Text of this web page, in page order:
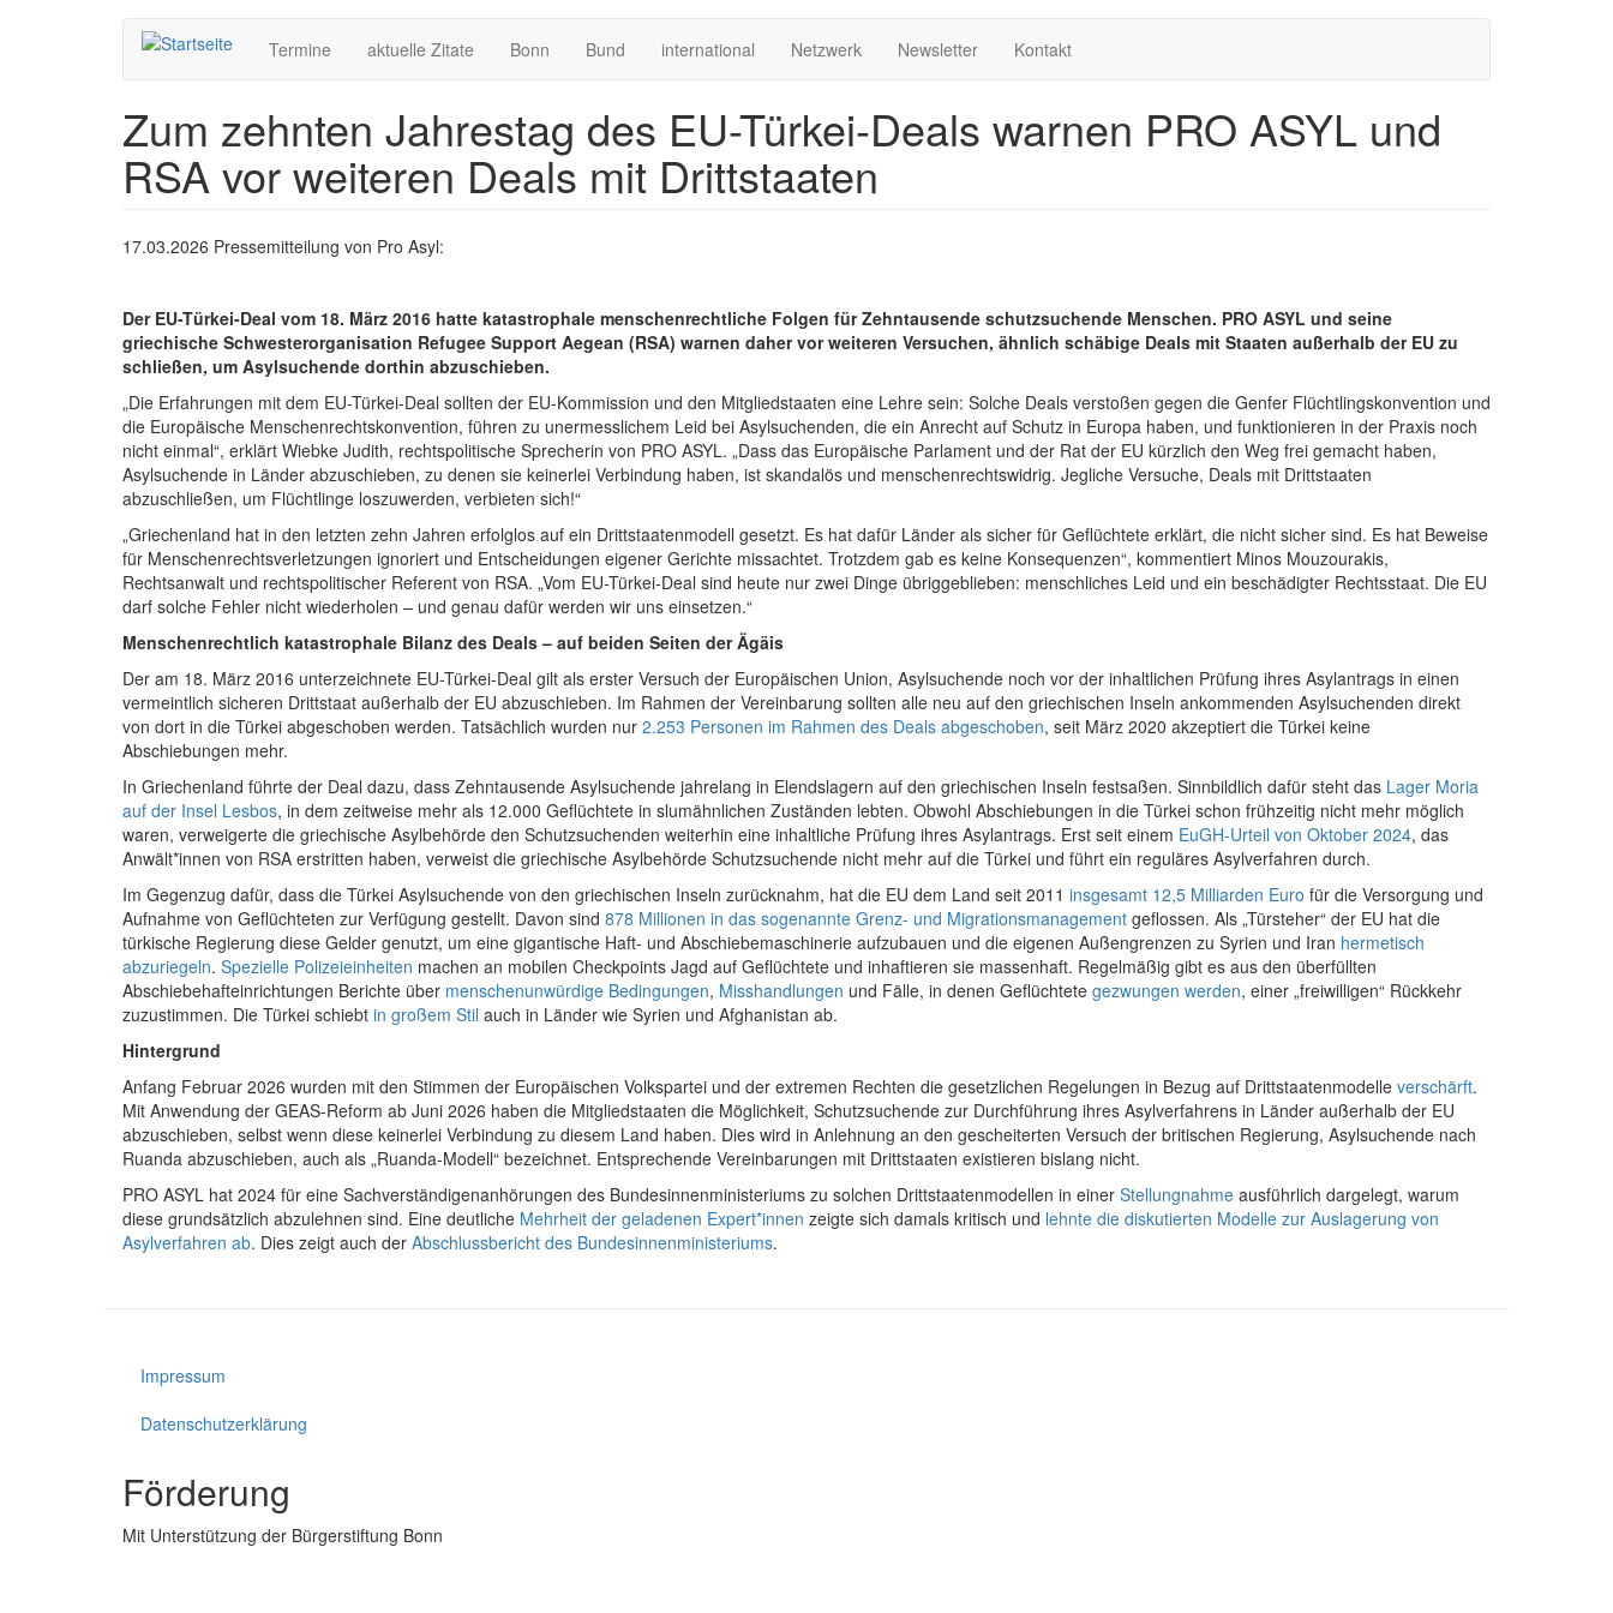
Hauptnavigation
Termine aktuelle Zitate Bonn Bund international Netzwerk Newsletter Kontakt
Zum zehnten Jahrestag des EU-Türkei-Deals warnen PRO ASYL und
RSA vor weiteren Deals mit Drittstaaten
17.03.2026 Pressemitteilung von Pro Asyl:
Der EU-Türkei-Deal vom 18. März 2016 hatte katastrophale menschenrechtliche Folgen für Zehntausende schutzsuchende Menschen. PRO ASYL und seine
griechische Schwesterorganisation Refugee Support Aegean (RSA) warnen daher vor weiteren Versuchen, ähnlich schäbige Deals mit Staaten außerhalb der EU zu
schließen, um Asylsuchende dorthin abzuschieben.
„Die Erfahrungen mit dem EU-Türkei-Deal sollten der EU-Kommission und den Mitgliedstaaten eine Lehre sein: Solche Deals verstoßen gegen die Genfer Flüchtlingskonvention und
die Europäische Menschenrechtskonvention, führen zu unermesslichem Leid bei Asylsuchenden, die ein Anrecht auf Schutz in Europa haben, und funktionieren in der Praxis noch
nicht einmal“, erklärt Wiebke Judith, rechtspolitische Sprecherin von PRO ASYL. „Dass das Europäische Parlament und der Rat der EU kürzlich den Weg frei gemacht haben,
Asylsuchende in Länder abzuschieben, zu denen sie keinerlei Verbindung haben, ist skandalös und menschenrechtswidrig. Jegliche Versuche, Deals mit Drittstaaten
abzuschließen, um Flüchtlinge loszuwerden, verbieten sich!“
„Griechenland hat in den letzten zehn Jahren erfolglos auf ein Drittstaatenmodell gesetzt. Es hat dafür Länder als sicher für Geflüchtete erklärt, die nicht sicher sind. Es hat Beweise
für Menschenrechtsverletzungen ignoriert und Entscheidungen eigener Gerichte missachtet. Trotzdem gab es keine Konsequenzen“, kommentiert Minos Mouzourakis,
Rechtsanwalt und rechtspolitischer Referent von RSA. „Vom EU-Türkei-Deal sind heute nur zwei Dinge übriggeblieben: menschliches Leid und ein beschädigter Rechtsstaat. Die EU
darf solche Fehler nicht wiederholen – und genau dafür werden wir uns einsetzen.“
Menschenrechtlich katastrophale Bilanz des Deals – auf beiden Seiten der Ägäis
Der am 18. März 2016 unterzeichnete EU-Türkei-Deal gilt als erster Versuch der Europäischen Union, Asylsuchende noch vor der inhaltlichen Prüfung ihres Asylantrags in einen
vermeintlich sicheren Drittstaat außerhalb der EU abzuschieben. Im Rahmen der Vereinbarung sollten alle neu auf den griechischen Inseln ankommenden Asylsuchenden direkt
von dort in die Türkei abgeschoben werden. Tatsächlich wurden nur 2.253 Personen im Rahmen des Deals abgeschoben, seit März 2020 akzeptiert die Türkei keine
Abschiebungen mehr.
In Griechenland führte der Deal dazu, dass Zehntausende Asylsuchende jahrelang in Elendslagern auf den griechischen Inseln festsaßen. Sinnbildlich dafür steht das Lager Moria
auf der Insel Lesbos, in dem zeitweise mehr als 12.000 Geflüchtete in slumähnlichen Zuständen lebten. Obwohl Abschiebungen in die Türkei schon frühzeitig nicht mehr möglich
waren, verweigerte die griechische Asylbehörde den Schutzsuchenden weiterhin eine inhaltliche Prüfung ihres Asylantrags. Erst seit einem EuGH-Urteil von Oktober 2024, das
Anwält*innen von RSA erstritten haben, verweist die griechische Asylbehörde Schutzsuchende nicht mehr auf die Türkei und führt ein reguläres Asylverfahren durch.
Im Gegenzug dafür, dass die Türkei Asylsuchende von den griechischen Inseln zurücknahm, hat die EU dem Land seit 2011 insgesamt 12,5 Milliarden Euro für die Versorgung und
Aufnahme von Geflüchteten zur Verfügung gestellt. Davon sind 878 Millionen in das sogenannte Grenz- und Migrationsmanagement geflossen. Als „Türsteher“ der EU hat die
türkische Regierung diese Gelder genutzt, um eine gigantische Haft- und Abschiebemaschinerie aufzubauen und die eigenen Außengrenzen zu Syrien und Iran hermetisch
abzuriegeln. Spezielle Polizeieinheiten machen an mobilen Checkpoints Jagd auf Geflüchtete und inhaftieren sie massenhaft. Regelmäßig gibt es aus den überfüllten
Abschiebehafteinrichtungen Berichte über menschenunwürdige Bedingungen, Misshandlungen und Fälle, in denen Geflüchtete gezwungen werden, einer „freiwilligen“ Rückkehr
zuzustimmen. Die Türkei schiebt in großem Stil auch in Länder wie Syrien und Afghanistan ab.
Hintergrund
Anfang Februar 2026 wurden mit den Stimmen der Europäischen Volkspartei und der extremen Rechten die gesetzlichen Regelungen in Bezug auf Drittstaatenmodelle verschärft.
Mit Anwendung der GEAS-Reform ab Juni 2026 haben die Mitgliedstaaten die Möglichkeit, Schutzsuchende zur Durchführung ihres Asylverfahrens in Länder außerhalb der EU
abzuschieben, selbst wenn diese keinerlei Verbindung zu diesem Land haben. Dies wird in Anlehnung an den gescheiterten Versuch der britischen Regierung, Asylsuchende nach
Ruanda abzuschieben, auch als „Ruanda-Modell“ bezeichnet. Entsprechende Vereinbarungen mit Drittstaaten existieren bislang nicht.
PRO ASYL hat 2024 für eine Sachverständigenanhörungen des Bundesinnenministeriums zu solchen Drittstaatenmodellen in einer Stellungnahme ausführlich dargelegt, warum
diese grundsätzlich abzulehnen sind. Eine deutliche Mehrheit der geladenen Expert*innen zeigte sich damals kritisch und lehnte die diskutierten Modelle zur Auslagerung von
Asylverfahren ab. Dies zeigt auch der Abschlussbericht des Bundesinnenministeriums.
Fußzeile
Impressum
Datenschutzerklärung
Förderung
Mit Unterstützung der Bürgerstiftung Bonn